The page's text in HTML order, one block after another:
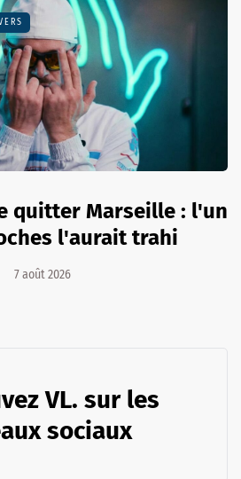
quitter Marseille : l'un
l'aurait trahi
7 août 2026
VL. sur les
sociaux